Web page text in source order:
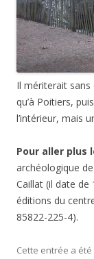
Il mériterait sans
qu’à Poitiers,
l’intérieur, mais
Pour aller plus
archéologique
Caillat (il date
éditions du
85822-225-4).
Cette entrée a